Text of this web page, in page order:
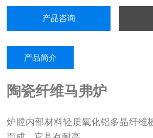
产品咨询
产品简介
陶瓷纤维马弗炉
炉膛内部材料轻质氧化铝多晶纤维